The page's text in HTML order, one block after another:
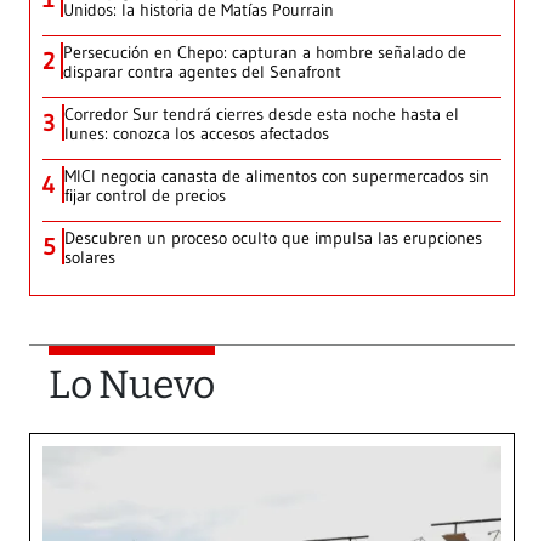
Unidos: la historia de Matías Pourrain
2 Persecución en Chepo: capturan a hombre señalado de
disparar contra agentes del Senafront
3 Corredor Sur tendrá cierres desde esta noche hasta el
lunes: conozca los accesos afectados
4 MICI negocia canasta de alimentos con supermercados sin
fijar control de precios
5 Descubren un proceso oculto que impulsa las erupciones
solares
Lo Nuevo